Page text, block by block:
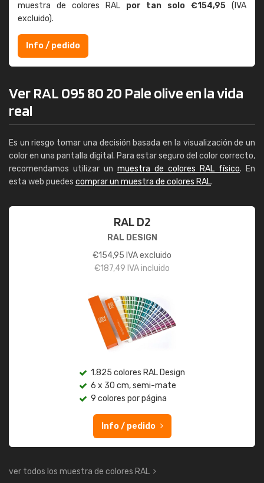
muestra de colores RAL por tan solo €154,95 (IVA
excluido).
Info / pedido
Ver RAL 095 80 20 Pale olive en la vida
real
Es un riesgo tomar una decisión basada en la visualización de un
color en una pantalla digital. Para estar seguro del color correcto,
recomendamos utilizar un muestra de colores RAL físico. En
esta web puedes comprar un muestra de colores RAL.
RAL D2
RAL DESIGN
€154,95 IVA excluido
€187,49 IVA incluido
1.825 colores RAL Design
6 x 30 cm, semi-mate
9 colores por página
Info / pedido
ver todos los muestra de colores RAL